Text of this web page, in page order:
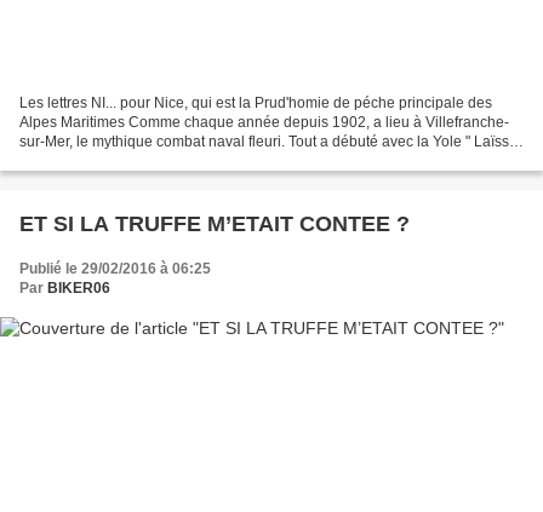
Les lettres NI... pour Nice, qui est la Prud'homie de péche principale des
Alpes Maritimes Comme chaque année depuis 1902, a lieu à Villefranche-
sur-Mer, le mythique combat naval fleuri. Tout a débuté avec la Yole " Laïssa
ET SI LA TRUFFE M’ETAIT CONTEE ?
Publié le 29/02/2016 à 06:25
Par BIKER06